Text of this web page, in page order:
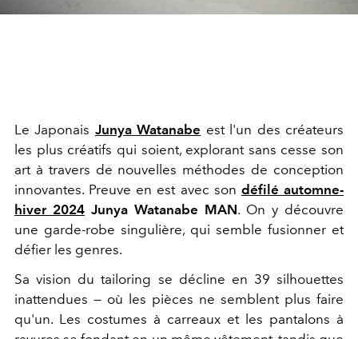
Le Japonais Junya Watanabe est l'un des créateurs
les plus créatifs qui soient, explorant sans cesse son
art à travers de nouvelles méthodes de conception
innovantes. Preuve en est avec son défilé automne-
hiver 2024 Junya Watanabe MAN. On y découvre
une garde-robe singulière, qui semble fusionner et
défier les genres.
Sa vision du tailoring se décline en 39 silhouettes
inattendues — où les pièces ne semblent plus faire
qu'un. Les costumes à carreaux et les pantalons à